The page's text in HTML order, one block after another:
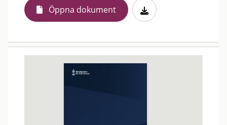
Öppna dokument